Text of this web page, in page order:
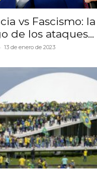
vs Fascismo:
de los ataques...
- 13 de enero de 2023